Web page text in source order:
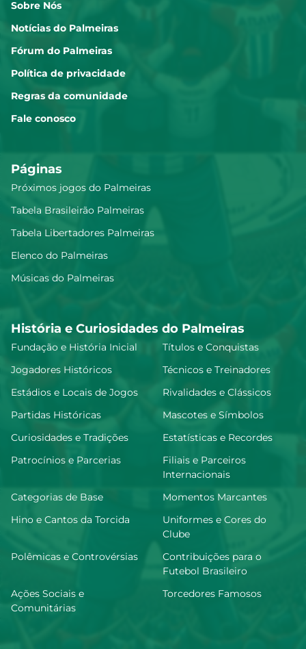
Sobre Nós
Notícias do Palmeiras
Fórum do Palmeiras
Política de privacidade
Regras da comunidade
Fale conosco
Páginas
Próximos jogos do Palmeiras
Tabela Brasileirão Palmeiras
Tabela Libertadores Palmeiras
Elenco do Palmeiras
Músicas do Palmeiras
História e Curiosidades do Palmeiras
Fundação e História Inicial
Títulos e Conquistas
Jogadores Históricos
Técnicos e Treinadores
Estádios e Locais de Jogos
Rivalidades e Clássicos
Partidas Históricas
Mascotes e Símbolos
Curiosidades e Tradições
Estatísticas e Recordes
Patrocínios e Parcerias
Filiais e Parceiros
Internacionais
Categorias de Base
Momentos Marcantes
Hino e Cantos da Torcida
Uniformes e Cores do
Clube
Polêmicas e Controvérsias
Contribuições para o
Futebol Brasileiro
Ações Sociais e
Comunitárias
Torcedores Famosos